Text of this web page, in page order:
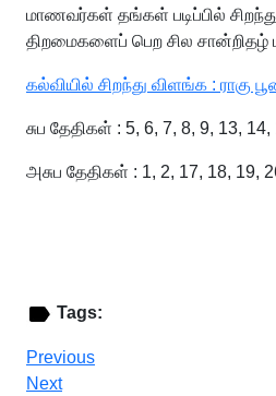
மாணவர்கள் தங்கள் படிப்பில்
திறமைகளைப் பெற சில சான்றிதழ்
கல்வியில் சிறந்து விளங்க : ராகு
சுப தேதிகள் : 5, 6, 7, 8, 9, 13,
அசுப தேதிகள் : 1, 2, 17, 18, 19,
Tags:
Previous
Next